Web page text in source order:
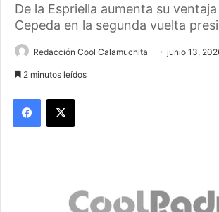
De la Espriella aumenta su
Cepeda en la segunda vuelta
Redacción Cool Calamuchita junio 13,
2 minutos leídos
Facebook
X